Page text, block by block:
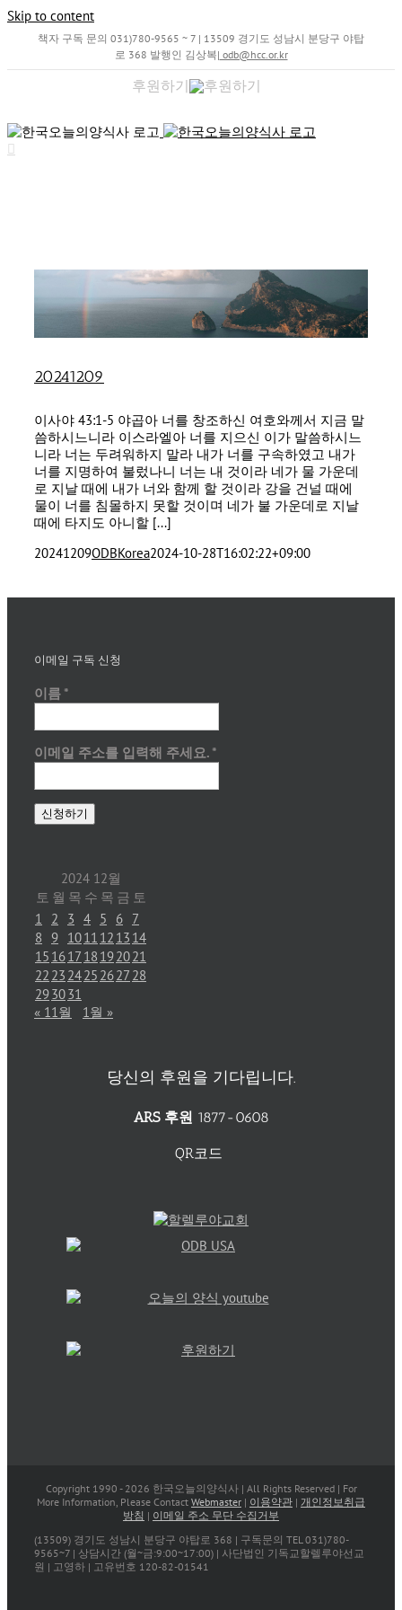
Skip to content
책자 구독 문의 031)780-9565 ~ 7 | 13509 경기도 성남시 분당구 야탑
로 368 발행인 김상복| odb@hcc.or.kr
후원하기
20241209
이사야 43:1-5 야곱아 너를 창조하신 여호와께서 지금 말
씀하시느니라 이스라엘아 너를 지으신 이가 말씀하시느
니라 너는 두려워하지 말라 내가 너를 구속하였고 내가
너를 지명하여 불렀나니 너는 내 것이라 네가 물 가운데
로 지날 때에 내가 너와 함께 할 것이라 강을 건널 때에
물이 너를 침몰하지 못할 것이며 네가 불 가운데로 지날
때에 타지도 아니할 [...]
20241209ODBKorea2024-10-28T16:02:22+09:00
이메일 구독 신청
이름 *
이메일 주소를 입력해 주세요. *
2024 12월
토 월 목 수 목 금 토
1 2 3 4 5 6 7
8 9 1011 12 13 14
15 1617 18 192021
22 23 2425 2627 28
293031
« 11월
1월 »
당신의 후원을 기다립니다.
ARS 후원 1877-0608
QR코드
Copyright 1990 - 2026 한국오늘의양식사 | All Rights Reserved | For
More Information, Please Contact Webmaster | 이용약관 | 개인정보취급
방침 | 이메일 주소 무단 수집거부
(13509) 경기도 성남시 분당구 야탑로 368 | 구독문의 TEL 031)780-
9565~7 | 상담시간 (월~금:9:00~17:00) | 사단법인 기독교할렐루야선교
원 | 고영하 | 고유번호 120-82-01541